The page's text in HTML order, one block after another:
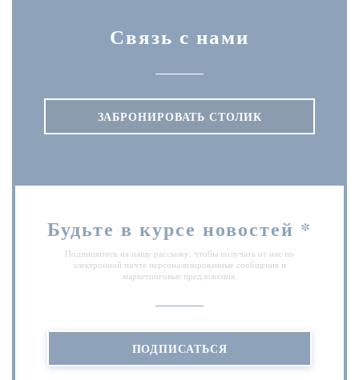
Связь с нами
ЗАБРОНИРОВАТЬ СТОЛИК
Будьте в курсе новостей *
Подпишитесь на нашу рассылку, чтобы получать от нас по
электронной почте персонализированные сообщения и
маркетинговые предложения.
ПОДПИСАТЬСЯ